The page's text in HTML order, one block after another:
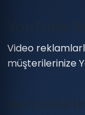
Video
müşterilerinize